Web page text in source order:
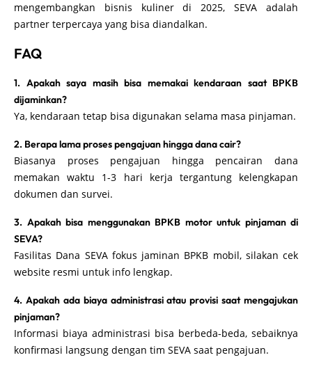
mengembangkan bisnis kuliner di 2025, SEVA adalah
partner terpercaya yang bisa diandalkan.
FAQ
1. Apakah saya masih bisa memakai kendaraan saat BPKB
dijaminkan?
Ya, kendaraan tetap bisa digunakan selama masa pinjaman.
2. Berapa lama proses pengajuan hingga dana cair?
Biasanya proses pengajuan hingga pencairan dana
memakan waktu 1-3 hari kerja tergantung kelengkapan
dokumen dan survei.
3. Apakah bisa menggunakan BPKB motor untuk pinjaman di
SEVA?
Fasilitas Dana SEVA fokus jaminan BPKB mobil, silakan cek
website resmi untuk info lengkap.
4. Apakah ada biaya administrasi atau provisi saat mengajukan
pinjaman?
Informasi biaya administrasi bisa berbeda-beda, sebaiknya
konfirmasi langsung dengan tim SEVA saat pengajuan.